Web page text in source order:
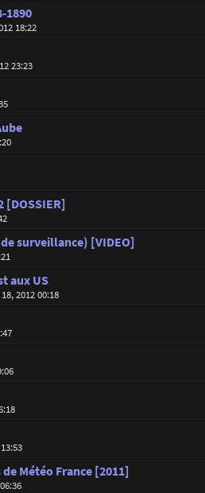
1890
18:22
23:23
[DOSSIER]
surveillance) [VIDEO]
aux US
2012 00:18
Météo France [2011]